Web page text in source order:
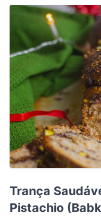
Trança
Pistachio